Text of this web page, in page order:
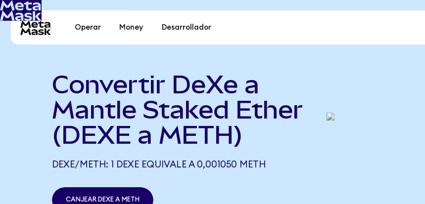
Operar Money Desarrollador
Convertir DeXe a
Mantle Staked Ether
(DEXE a METH)
DEXE/METH: 1 DEXE EQUIVALE A 0,001050 METH
CANJEAR DEXE A METH